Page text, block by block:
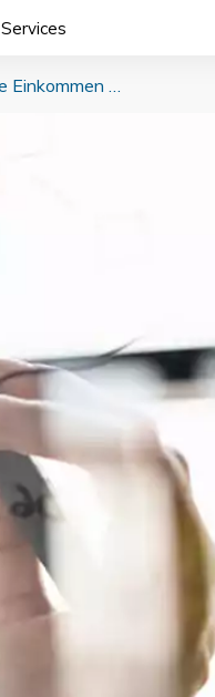
Services
Einstieg in das Network-Marketing: Das passive Einkommen der besonderen Art